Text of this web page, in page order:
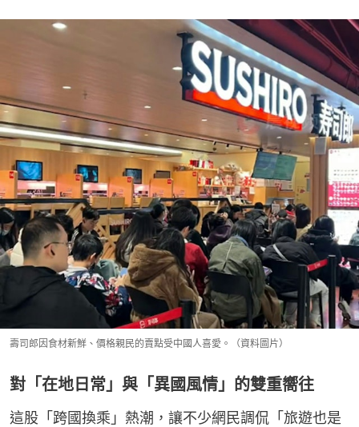
壽司郎因食材新鮮、價格親民的賣點受中國人喜愛。（資料圖片）
對「在地日常」與「異國風情」的雙重嚮往
這股「跨國換乘」熱潮，讓不少網民調侃「旅遊也是